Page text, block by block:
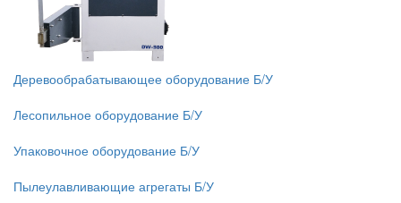
Деревообрабатывающее оборудование Б/У
Лесопильное оборудование Б/У
Упаковочное оборудование Б/У
Пылеулавливающие агрегаты Б/У